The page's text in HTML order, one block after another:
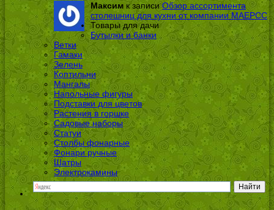
Максим к записиОбзор ассортимента
столешниц для кухни от компании МАЕРСС
Товары для дачи
Бутылки и банки
Ветки
Гамаки
Зелень
Коптильни
Мангалы
Напольные фигуры
Подставки для цветов
Растения в горшке
Садовые наборы
Статуи
Столбы фонарные
Фонари ручные
Шатры
Электрокамины